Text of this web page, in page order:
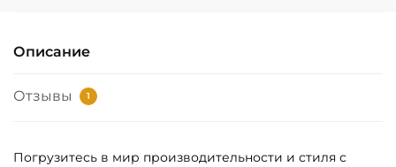
Описание
Отзывы 1
Погрузитесь в мир производительности и стиля с